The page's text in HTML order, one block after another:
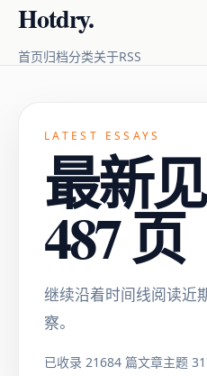
Hotdry.
首页归档分类关于RSS
LATEST ESSAYS
最新
487 页
继续沿着时间线阅读近
察。
已收录 21684 篇文章主题